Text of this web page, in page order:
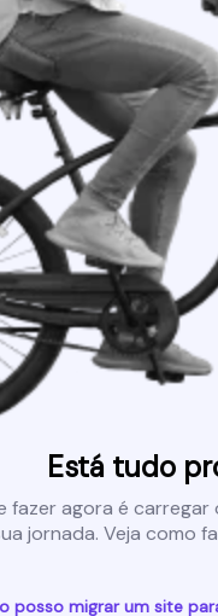
Está tudo
fazer agora é
jornada. Veja como
posso migrar um site